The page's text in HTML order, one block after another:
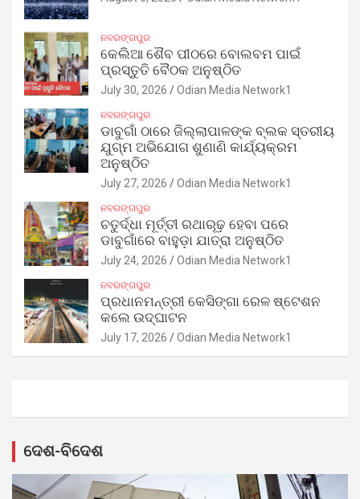
ନବରଙ୍ଗପୁର
କେଲିଆ ଶୈବ ପୀଠରେ ବୋଲବମ ପାଇଁ
ପ୍ରସ୍ତୁତି ବୈଠକ ଅନୁଷ୍ଠିତ
July 30, 2026 Odian Media Network1
ନବରଙ୍ଗପୁର
ଡାବୁଗାଁ ଠାରେ ଜିଲ୍ଲାପାଳଙ୍କ ବ୍ଲକ ସ୍ତରୀୟ
ଯୁଗ୍ମ ଅଭିଯୋଗ ଶୁଣାଣି କାର୍ଯ୍ୟକ୍ରମ
ଅନୁଷ୍ଠିତ
July 27, 2026 Odian Media Network1
ନବରଙ୍ଗପୁର
ଚତୁର୍ଦ୍ଧା ମୂର୍ତ୍ତୀ ରଥାରୂଢ଼ ହେବା ପରେ
ଡାବୁଗାଁରେ ବାହୁଡ଼ା ଯାତ୍ରା ଅନୁଷ୍ଠିତ
July 24, 2026 Odian Media Network1
ନବରଙ୍ଗପୁର
ପ୍ରଧାନମନ୍ତ୍ରୀ କେସିଙ୍ଗା ରେଳ ଷ୍ଟେଶନ
କଲେ ଉଦ୍‌ଘାଟନ
July 17, 2026 Odian Media Network1
ଦେଶ-ବିଦେଶ